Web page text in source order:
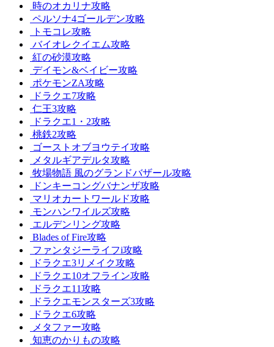
時のオカリナ攻略
ペルソナ4ゴールデン攻略
トモコレ攻略
バイオレクイエム攻略
紅の砂漠攻略
デイモン&ベイビー攻略
ポケモンZA攻略
ドラクエ7攻略
仁王3攻略
ドラクエ1・2攻略
桃鉄2攻略
ゴーストオブヨウテイ攻略
メタルギアデルタ攻略
牧場物語 風のグランドバザール攻略
ドンキーコングバナンザ攻略
マリオカートワールド攻略
モンハンワイルズ攻略
エルデンリング攻略
Blades of Fire攻略
ファンタジーライフi攻略
ドラクエ3リメイク攻略
ドラクエ10オフライン攻略
ドラクエ11攻略
ドラクエモンスターズ3攻略
ドラクエ6攻略
メタファー攻略
知恵のかりもの攻略